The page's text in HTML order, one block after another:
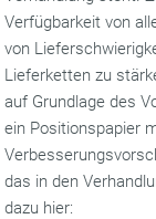
Verfügbarkeit von
von
Lieferketten zu
auf Grundlage des
ein Positionspapier
das in den
dazu hier: